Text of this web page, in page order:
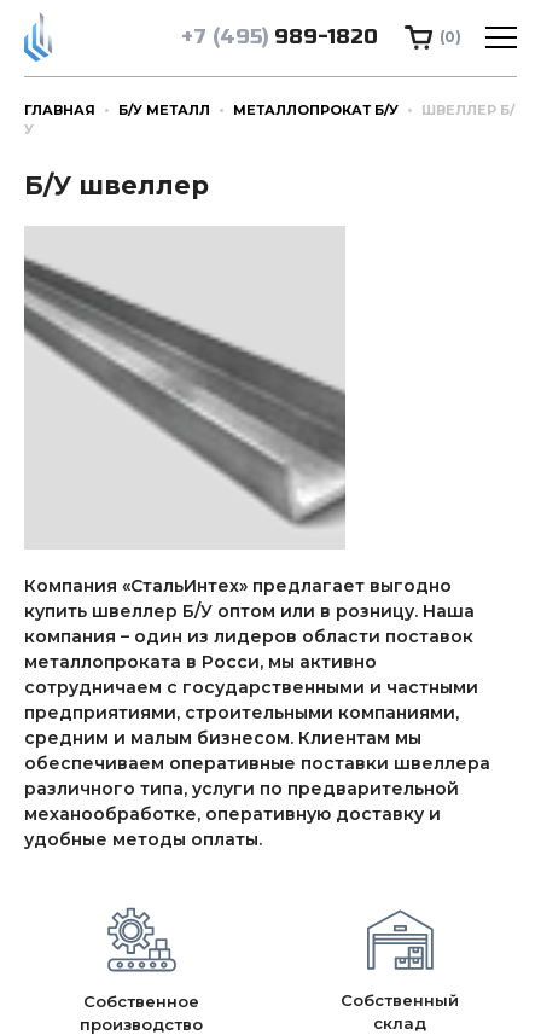
+7 (495) 989-1820 (0)
ГЛАВНАЯ Б/У МЕТАЛЛ МЕТАЛЛОПРОКАТ Б/У
ШВЕЛЛЕР Б/
У
Б/У швеллер
Компания «СтальИнтех» предлагает выгодно
купить швеллер Б/У оптом или в розницу. Наша
компания – один из лидеров области поставок
металлопроката в Росси, мы активно
сотрудничаем с государственными и частными
предприятиями, строительными компаниями,
средним и малым бизнесом. Клиентам мы
обеспечиваем оперативные поставки швеллера
различного типа, услуги по предварительной
механообработке, оперативную доставку и
удобные методы оплаты.
Собственное
производство
Собственный
склад